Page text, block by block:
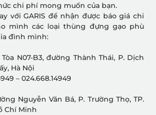
chi phí mong muốn của bạn.
với GARIS để nhận được báo giá chi
mình các loại thùng đựng gạo phù
đình mình:
N07-B3, đường Thành Thái, P. Dịch
Hà Nội
– 024.668.14949
Nguyễn Văn Bá, P. Trường Thọ, TP.
Chí Minh